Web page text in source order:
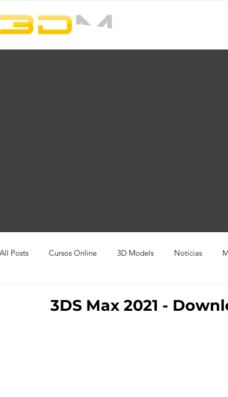
All Posts Cursos Online 3D Models Notícias
3DS Max 2021 -